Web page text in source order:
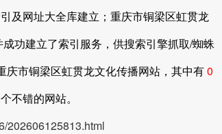
网址大全库建立；重庆市铜梁区虹贯龙
功建立了索引服务，供搜索引擎抓取/蜘蛛
庆市铜梁区虹贯龙文化传播网站，其中有0
不错的网站。
202606125813.html